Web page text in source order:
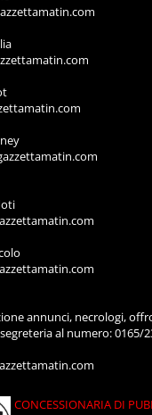
annunci, necrologi,
al numero: 0165/
CONCESSIONARIA DI